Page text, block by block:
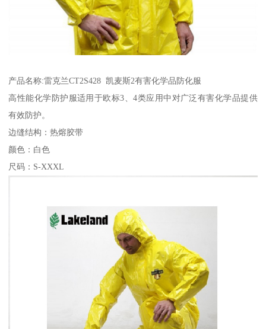
产品名称:雷克兰CT2S428 凯麦斯2有害化学品防化服
高性能化学防护服适用于欧标3、4类应用中对广泛有害化学品提供
有效防护。
边缝结构：热熔胶带
颜色：白色
尺码：S-XXXL